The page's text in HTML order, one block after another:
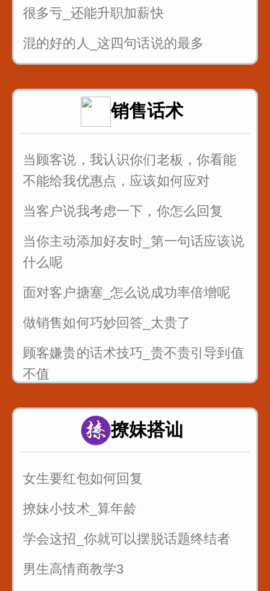
很多亏_还能升职加薪快
混的好的人_这四句话说的最多
答提高通过率
职场处处都是坑_要学会听弦外之音_
公司年会如何发言_为你们准备好了
销售话术
当顾客说，我认识你们老板，你看能
不能给我优惠点，应该如何应对
当客户说我考虑一下，你怎么回复
当你主动添加好友时_第一句话应该说
什么呢
面对客户搪塞_怎么说成功率倍增呢
做销售如何巧妙回答_太贵了
顾客嫌贵的话术技巧_贵不贵引导到值
不值
销售的时候懂得尊重客户_一句话就可
以留人留心
7句黄金口诀教你抓住客户的心
销售很厉害的一招反问
遇到只问不买的客户怎么聊
撩妹搭讪
女生要红包如何回复
撩妹小技术_算年龄
学会这招_你就可以摆脱话题终结者
男生高情商教学3